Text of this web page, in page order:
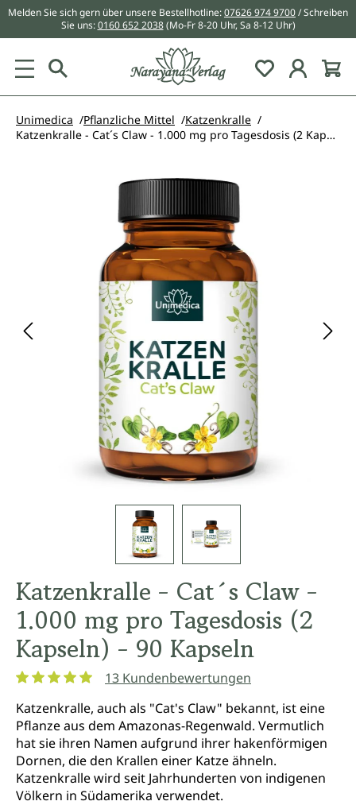
springen
Melden Sie sich gern über unsere Bestellhotline:07626 974 9700/ Schreiben
Sie uns:0160 652 2038 (Mo-Fr 8-20 Uhr, Sa 8-12 Uhr)
Du hast 0
Unimedica Pflanzliche Mittel
Katzenkralle
Katzenkralle - Cat´s Claw - 1.000 mg pro Tagesdosis (2 Kapseln) - 90 Kapseln
Bildergalerie überspringen
Katzenkralle - Cat´s Claw -
1.000 mg pro Tagesdosis (2
Kapseln) - 90 Kapseln
13 Kundenbewertungen
Katzenkralle, auch als "Cat's Claw" bekannt, ist eine
Pflanze aus dem Amazonas-Regenwald. Vermutlich
hat sie ihren Namen aufgrund ihrer hakenförmigen
Dornen, die den Krallen einer Katze ähneln.
Katzenkralle wird seit Jahrhunderten von indigenen
Völkern in Südamerika verwendet.